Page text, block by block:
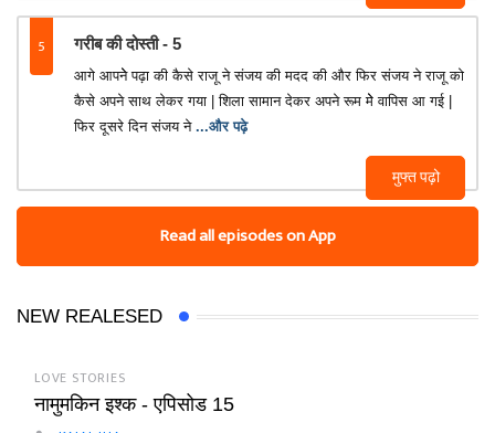
5 गरीब की दोस्ती - 5
मुफ्त पढ़ो
आगे आपनेे पढ़ा की कैसे राजू ने संजय की मदद की और फिर संजय ने राजू को
कैसे अपने साथ लेकर गया | शिला सामान देकर अपने रूम मेे वापिस आ गई |
फिर दूसरे दिन संजय ने ...और पढ़े
Read all episodes on App
NEW REALESED
LOVE STORIES
नामुमकिन इश्क - एपिसोड 15